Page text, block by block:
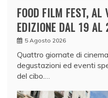
FOOD FILM FEST,
EDIZIONE DAL 19 AL
5 Agosto 2026
Quattro giornate di
degustazioni ed eventi
del cibo.…